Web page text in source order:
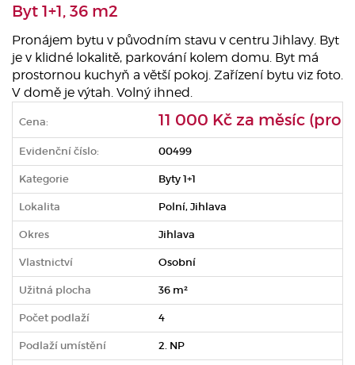
Byt 1+1, 36 m2
Pronájem bytu v původním stavu v centru Jihlavy. Byt
je v klidné lokalitě, parkování kolem domu. Byt má
prostornou kuchyň a větší pokoj. Zařízení bytu viz foto.
V domě je výtah. Volný ihned.
Cena: 11 000 Kč za měsíc
Evidenční číslo: 00499
Kategorie Byty 1+1
Lokalita Polní, Jihlava
Okres Jihlava
Vlastnictví Osobní
Užitná plocha 36 m²
Počet podlaží 4
Podlaží umístění 2. NP